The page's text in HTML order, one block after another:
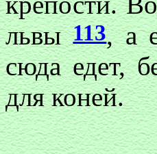
львы113, а
сюда едет,
для коней.